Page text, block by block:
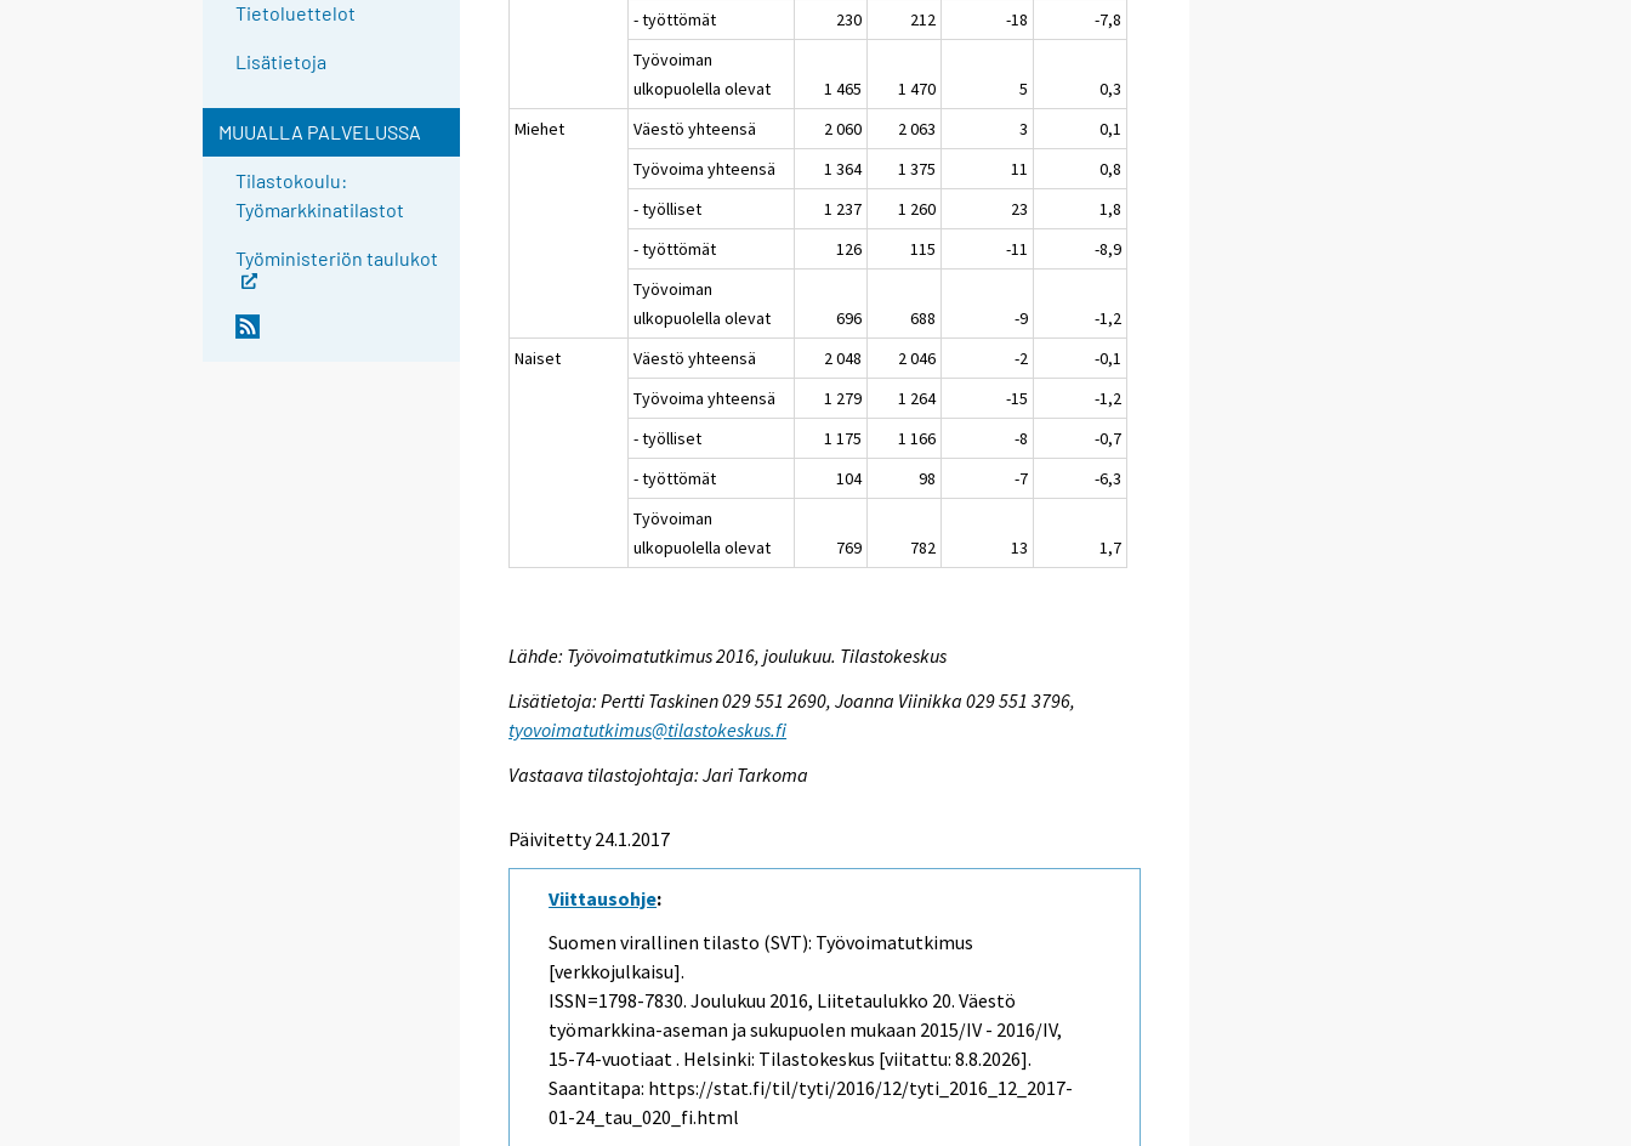
Tietoluettelot
Lisätietoja
MUUALLA PALVELUSSA
Tilastokoulu:
Työmarkkinatilastot
Työministeriön taulukot
- työttömät
230 212 -18
-7,8
Työvoiman
ulkopuolella olevat
1 465 1 470 5
0,3
Miehet
Väestö yhteensä 2 060 2 063 3
0,1
Työvoima yhteensä
1 364 1 375 11
0,8
- työlliset
1 237 1 260 23
1,8
- työttömät
126 115 -11
-8,9
Työvoiman
ulkopuolella olevat
696 688 -9
-1,2
Naiset
Väestö yhteensä 2 048 2 046 -2
-0,1
Työvoima yhteensä
1 279 1 264 -15
-1,2
- työlliset
1 175 1 166 -8
-0,7
- työttömät
104 98 -7
-6,3
Työvoiman
ulkopuolella olevat
769 782 13 1,7
Lähde: Työvoimatutkimus 2016, joulukuu. Tilastokeskus
Lisätietoja: Pertti Taskinen 029 551 2690, Joanna Viinikka 029 551 3796,
tyovoimatutkimus@tilastokeskus.fi
Vastaava tilastojohtaja: Jari Tarkoma
Päivitetty 24.1.2017
Viittausohje:
Suomen virallinen tilasto (SVT): Työvoimatutkimus
[verkkojulkaisu].
ISSN=1798-7830.Joulukuu 2016, Liitetaulukko 20. Väestö
työmarkkina-aseman ja sukupuolen mukaan 2015/IV - 2016/IV,
15-74-vuotiaat . Helsinki: Tilastokeskus [viitattu: 8.8.2026].
Saantitapa: https://stat.fi/til/tyti/2016/12/tyti_2016_12_2017-
01-24_tau_020_fi.html